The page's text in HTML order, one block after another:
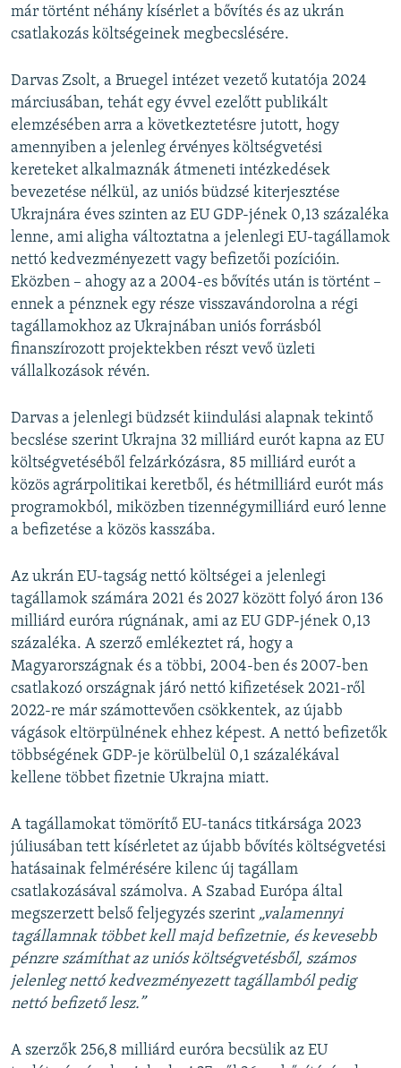
már történt néhány kísérlet a bővítés és az ukrán
csatlakozás költségeinek megbecslésére.
Darvas Zsolt, a Bruegel intézet vezető kutatója 2024
márciusában, tehát egy évvel ezelőtt publikált
elemzésében arra a következtetésre jutott, hogy
amennyiben a jelenleg érvényes költségvetési
kereteket alkalmaznák átmeneti intézkedések
bevezetése nélkül, az uniós büdzsé kiterjesztése
Ukrajnára éves szinten az EU GDP-jének 0,13 százaléka
lenne, ami aligha változtatna a jelenlegi EU-tagállamok
nettó kedvezményezett vagy befizetői pozícióin.
Eközben – ahogy az a 2004-es bővítés után is történt –
ennek a pénznek egy része visszavándorolna a régi
tagállamokhoz az Ukrajnában uniós forrásból
finanszírozott projektekben részt vevő üzleti
vállalkozások révén.
Darvas a jelenlegi büdzsét kiindulási alapnak tekintő
becslése szerint Ukrajna 32 milliárd eurót kapna az EU
költségvetéséből felzárkózásra, 85 milliárd eurót a
közös agrárpolitikai keretből, és hétmilliárd eurót más
programokból, miközben tizennégymilliárd euró lenne
a befizetése a közös kasszába.
Az ukrán EU-tagság nettó költségei a jelenlegi
tagállamok számára 2021 és 2027 között folyó áron 136
milliárd euróra rúgnának, ami az EU GDP-jének 0,13
százaléka. A szerző emlékeztet rá, hogy a
Magyarországnak és a többi, 2004-ben és 2007-ben
csatlakozó országnak járó nettó kifizetések 2021-ről
2022-re már számottevően csökkentek, az újabb
vágások eltörpülnének ehhez képest. A nettó befizetők
többségének GDP-je körülbelül 0,1 százalékával
kellene többet fizetnie Ukrajna miatt.
A tagállamokat tömörítő EU-tanács titkársága 2023
júliusában tett kísérletet az újabb bővítés költségvetési
hatásainak felmérésére kilenc új tagállam
csatlakozásával számolva. A Szabad Európa által
megszerzett belső feljegyzés szerint „valamennyi
tagállamnak többet kell majd befizetnie, és kevesebb
pénzre számíthat az uniós költségvetésből, számos
jelenleg nettó kedvezményezett tagállamból pedig
nettó befizető lesz.”
A szerzők 256,8 milliárd euróra becsülik az EU